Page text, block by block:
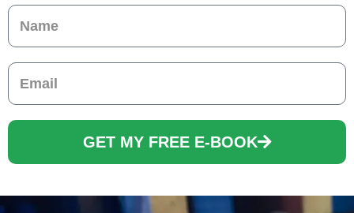
Name
Email
GET MY FREE E-BOOK